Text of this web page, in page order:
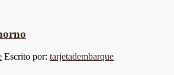
Escrito por: tarjetadembarque